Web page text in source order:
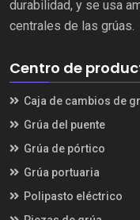
durabilidad, y se usa
centrales de las grúas.
Centro de
Caja de cambios de
Grúa del puente
Grúa de pórtico
Grúa portuaria
Polipasto eléctrico